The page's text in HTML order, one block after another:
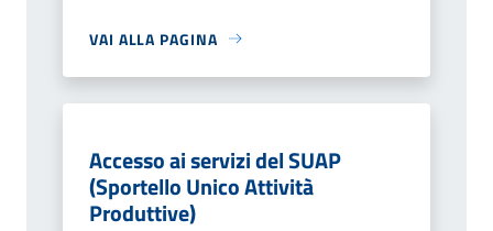
VAI ALLA PAGINA
Accesso ai servizi del SUAP
(Sportello Unico Attività
Produttive)